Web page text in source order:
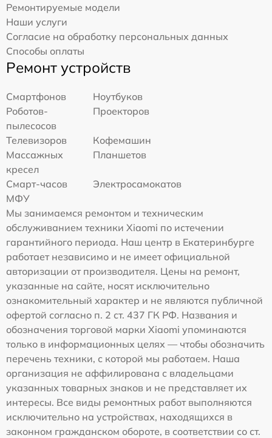
Ремонтируемые модели
Наши услуги
Согласие на обработку персональных данных
Способы оплаты
Ремонт устройств
Смартфонов
Ноутбуков
Роботов-
пылесосов
Проекторов
Телевизоров
Кофемашин
Массажных
кресел
Планшетов
Смарт-часов
Электросамокатов
МФУ
Мы занимаемся ремонтом и техническим
обслуживанием техники Xiaomi по истечении
гарантийного периода. Наш центр в Екатеринбурге
работает независимо и не имеет официальной
авторизации от производителя. Цены на ремонт,
указанные на сайте, носят исключительно
ознакомительный характер и не являются публичной
офертой согласно п. 2 ст. 437 ГК РФ. Названия и
обозначения торговой марки Xiaomi упоминаются
только в информационных целях — чтобы обозначить
перечень техники, с которой мы работаем. Наша
организация не аффилирована с владельцами
указанных товарных знаков и не представляет их
интересы. Все виды ремонтных работ выполняются
исключительно на устройствах, находящихся в
законном гражданском обороте, в соответствии со ст.